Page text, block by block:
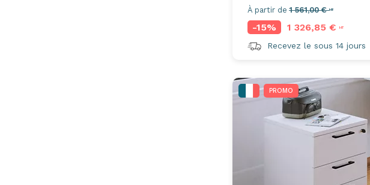
À partir de 1 561,00 €HT
-15% 1 326,85 € HT
Recevez le sous 14 jours
PROMO